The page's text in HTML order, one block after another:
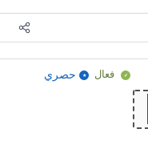
فعال حصري